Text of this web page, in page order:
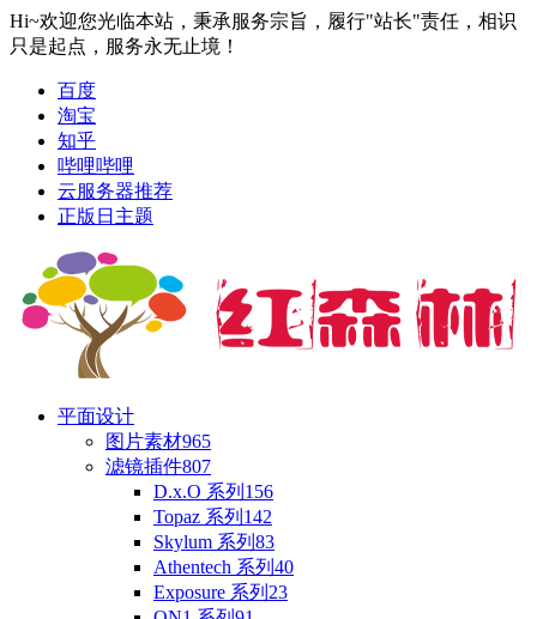
Hi~欢迎您光临本站，秉承服务宗旨，履行"站长"责任，相识
只是起点，服务永无止境！
百度
淘宝
知乎
哔哩哔哩
云服务器推荐
正版日主题
平面设计
图片素材965
滤镜插件807
D.x.O 系列 156
Topaz 系列 142
Skylum 系列 83
Athentech 系列 40
Exposure 系列 23